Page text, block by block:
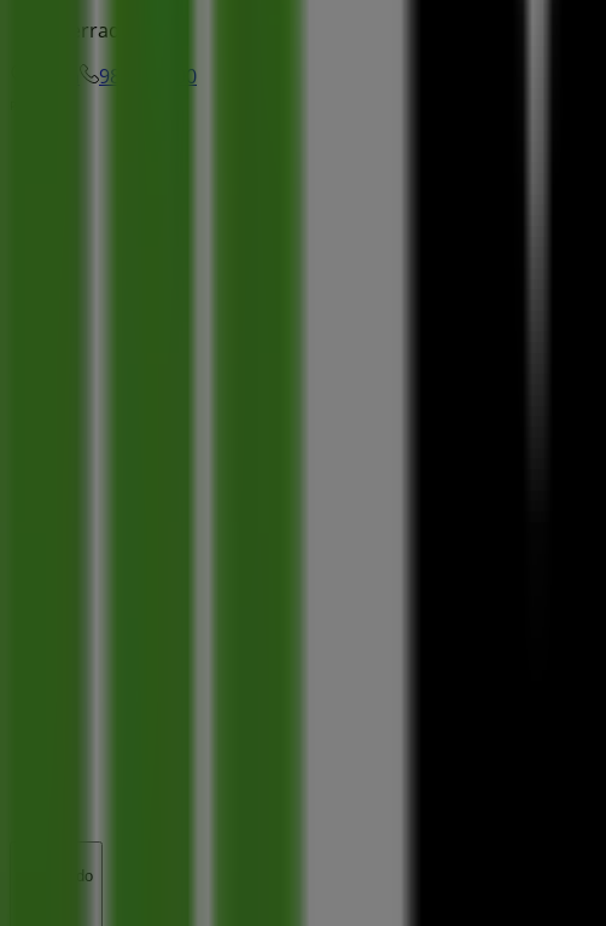
Cerrado
984282700
Cerrado